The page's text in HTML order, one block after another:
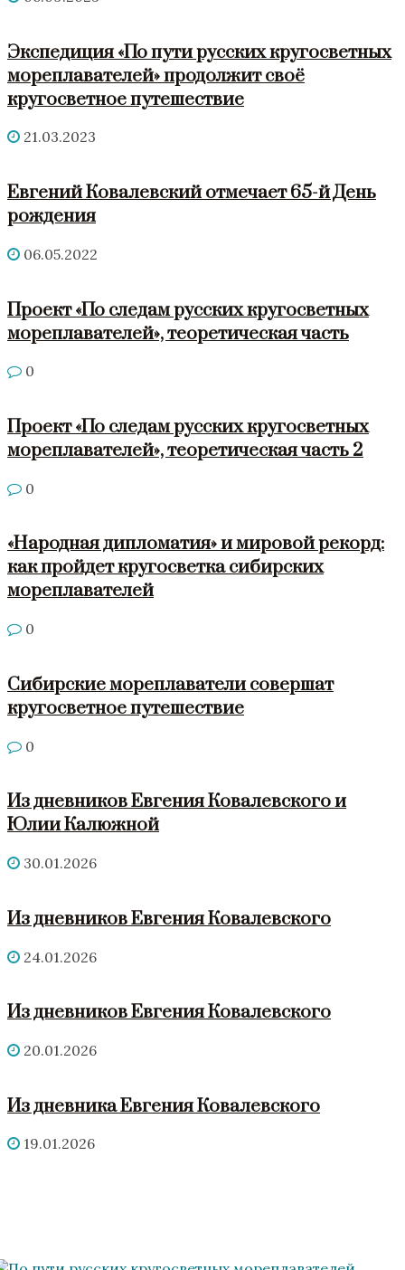
Экспедиция «По пути русских кругосветных
мореплавателей» продолжит своё
кругосветное путешествие
21.03.2023
Евгений Ковалевский отмечает 65-й День
рождения
06.05.2022
Проект «По следам русских кругосветных
мореплавателей», теоретическая часть
0
Проект «По следам русских кругосветных
мореплавателей», теоретическая часть 2
0
«Народная дипломатия» и мировой рекорд:
как пройдет кругосветка сибирских
мореплавателей
0
Сибирские мореплаватели совершат
кругосветное путешествие
0
Из дневников Евгения Ковалевского и
Юлии Калюжной
30.01.2026
Из дневников Евгения Ковалевского
24.01.2026
Из дневников Евгения Ковалевского
20.01.2026
Из дневника Евгения Ковалевского
19.01.2026